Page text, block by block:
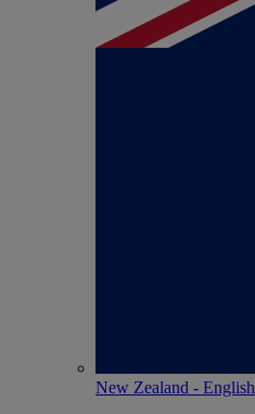
New Zealand - English